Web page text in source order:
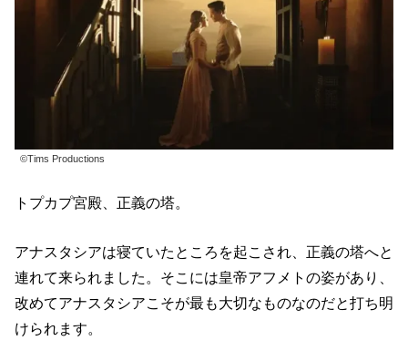
©Tims Productions
トプカプ宮殿、正義の塔。
アナスタシアは寝ていたところを起こされ、正義の塔へと
連れて来られました。そこには皇帝アフメトの姿があり、
改めてアナスタシアこそが最も大切なものなのだと打ち明
けられます。